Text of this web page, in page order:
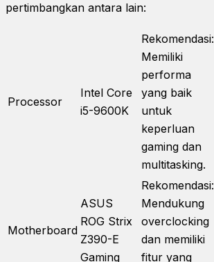
pertimbangkan antara lain:
Processor
Intel Core
i5-9600K
Rekomendasi:
Memiliki
performa
yang baik
untuk
keperluan
gaming dan
multitasking.
Motherboard
ASUS
ROG Strix
Z390-E
Gaming
Rekomendasi:
Mendukung
overclocking
dan memiliki
fitur yang